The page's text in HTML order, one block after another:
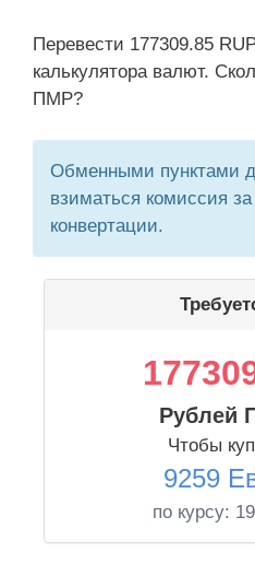
Перевести 177309.85
калькулятора валют.
ПМР?
Обменными пунктами
взиматься комиссия
конвертации.
Рублей
Чтобы
9259
по курсу: